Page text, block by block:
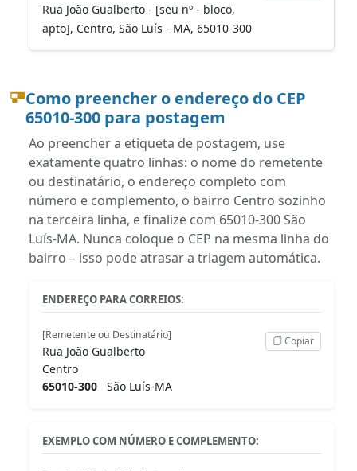
Rua João Gualberto - [seu nº - bloco,
apto], Centro, São Luís - MA, 65010-300
Como preencher o endereço do CEP
65010-300 para postagem
Ao preencher a etiqueta de postagem, use
exatamente quatro linhas: o nome do remetente
ou destinatário, o endereço completo com
número e complemento, o bairro Centro sozinho
na terceira linha, e finalize com 65010-300 São
Luís-MA. Nunca coloque o CEP na mesma linha do
bairro – isso pode atrasar a triagem automática.
ENDEREÇO PARA CORREIOS:
[Remetente ou Destinatário]
Rua João Gualberto
Centro
65010-300 São Luís-MA
Copiar
EXEMPLO COM NÚMERO E COMPLEMENTO: